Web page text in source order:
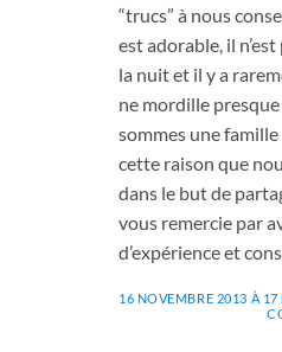
“trucs” à nous
est adorable, il
la nuit et il y a
ne mordille
sommes une
cette raison que
dans le but de
vous remercie par
d’expérience et
16 NOVEMBRE 2013 À